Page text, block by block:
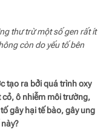
thư trừ một số gen rất ít
còn do yếu tố bên
tạo ra bởi quá trình oxy
ô nhiễm môi trường,
gây hại tế bào, gây ung